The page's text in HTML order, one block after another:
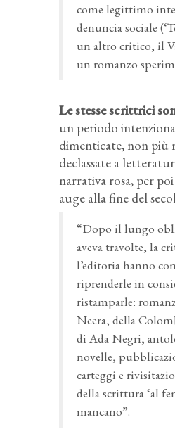
come legittimo
denuncia sociale
un altro critico, il
un romanzo
Le stesse scrittrici
un periodo
dimenticate, non più
declassate a
narrativa rosa, per
auge alla fine del
“Dopo il lungo
aveva travolte, la
l’editoria hanno
riprenderle in
ristamparle:
Neera, della
di Ada Negri,
novelle,
carteggi e
della scrittura ‘al
mancano”.